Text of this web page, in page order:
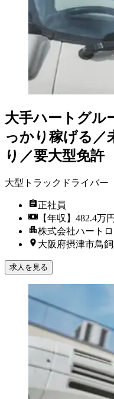
大手ハートグル
っかり稼げる／
り／要大型免許
大型トラックドライバー
正社員
【年収】482.4万
株式会社ハート
大阪府摂津市鳥
求人を見る